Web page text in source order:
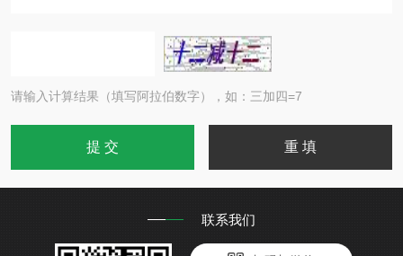
请输入计算结果（填写阿拉伯数字），如：三加四=7
联系我们